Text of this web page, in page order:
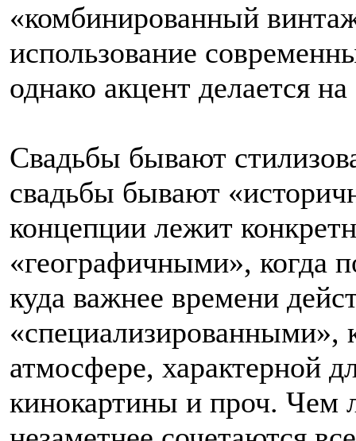
«комбинированный
использование
однако акцент делается
Свадьбы бывают
свадьбы бывают
концепции лежит
«географичными», когда
куда важнее времени
«специализированными»,
атмосфере, характерной
кинокартины и проч. Чем